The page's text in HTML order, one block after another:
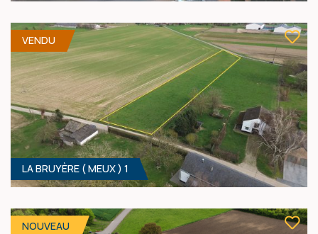
83 400 € HF*
Prix sur demande
LA BRUYÈRE ( MEUX ) 1
VENDU
NOUVEAU